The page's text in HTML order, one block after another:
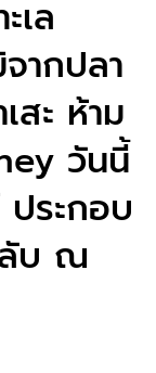
เล
ากปลา
สะ ห้าม
วันนี้
ระกอบ
ลับ ณ